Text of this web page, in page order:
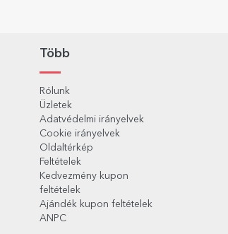
Több
Rólunk
Üzletek
Adatvédelmi irányelvek
Cookie irányelvek
Oldaltérkép
Feltételek
Kedvezmény kupon
feltételek
Ajándék kupon feltételek
ANPC